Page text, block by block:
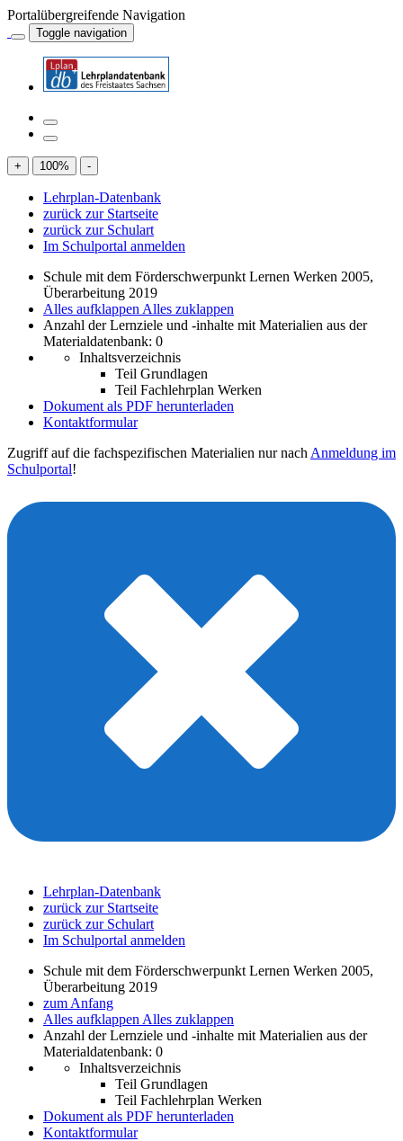
Portalübergreifende Navigation
Toggle navigation
+ 100% -
Lehrplan-Datenbank
zurück zur Startseite
zurück zur Schulart
Im Schulportal anmelden
Schule mit dem Förderschwerpunkt Lernen Werken 2005,
Überarbeitung 2019
Alles aufklappen Alles zuklappen
Anzahl der Lernziele und -inhalte mit Materialien aus der
Materialdatenbank: 0
Inhaltsverzeichnis
Teil Grundlagen
Teil Fachlehrplan Werken
Dokument als PDF herunterladen
Kontaktformular
Zugriff auf die fachspezifischen Materialien nur nach Anmeldung im
Schulportal!
Lehrplan-Datenbank
zurück zur Startseite
zurück zur Schulart
Im Schulportal anmelden
Schule mit dem Förderschwerpunkt Lernen Werken 2005,
Überarbeitung 2019
zum Anfang
Alles aufklappen Alles zuklappen
Anzahl der Lernziele und -inhalte mit Materialien aus der
Materialdatenbank: 0
Inhaltsverzeichnis
Teil Grundlagen
Teil Fachlehrplan Werken
Dokument als PDF herunterladen
Kontaktformular